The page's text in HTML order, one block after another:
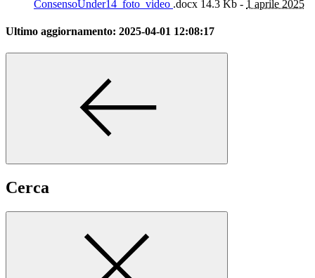
ConsensoUnder14_foto_video .docx 14.3 Kb - 1 aprile 2025
Ultimo aggiornamento: 2025-04-01 12:08:17
Cerca